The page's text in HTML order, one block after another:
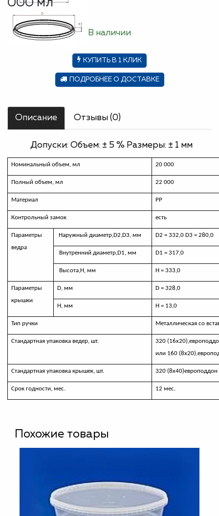
000 мл
В наличии
КУПИТЬ В 1 КЛИК
ПОДРОБНЕЕ О ДОСТАВКЕ
Описание Отзывы (0)
Допуски: Объем: ± 5 % Размеры: ± 1 мм
Номинальный объем, мл 20 000
Полный объем, мл 22 000
Материал РР
Контрольный замок есть
Параметры
ведра
Наружный диаметр,D2,D3, мм D2 = 332,0 D3 = 280,0
Внутренний диаметр,D1, мм D1 = 317,0
Высота,H, мм H = 333,0
Параметры
крышки
D, мм D = 328,0
Н, мм Н = 13,0
Тип ручки Металлическая со
Стандартная упаковка ведер, шт.
320
или 160
Стандартная упаковка крышек, шт. 320
Срок годности, мес. 12 мес.
Похожие товары